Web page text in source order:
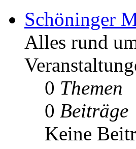
Schöninger
Alles rund
0 Themen
0 Beiträge
Keine